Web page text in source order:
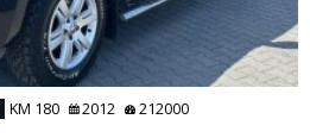
KM 180 2012 212000